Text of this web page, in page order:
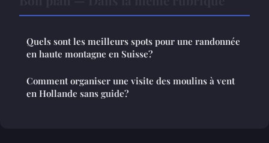
Quels sont les meilleurs spots pour une randonnée
en haute montagne en Suisse?
Comment organiser une visite des moulins à vent
en Hollande sans guide?